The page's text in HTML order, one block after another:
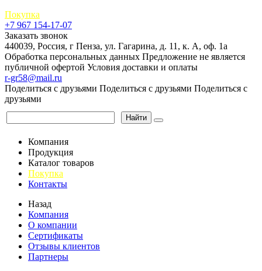
Покупка
+7 967 154-17-07
Заказать звонок
440039, Россия, г Пенза, ул. Гагарина, д. 11, к. А, оф. 1а
Обработка персональных данных Предложение не является
публичной офертой Условия доставки и оплаты
r-gr58@mail.ru
Поделиться с друзьями Поделиться с друзьями Поделиться с
друзьями
Найти
Компания
Продукция
Каталог товаров
Покупка
Контакты
Назад
Компания
О компании
Сертификаты
Отзывы клиентов
Партнеры